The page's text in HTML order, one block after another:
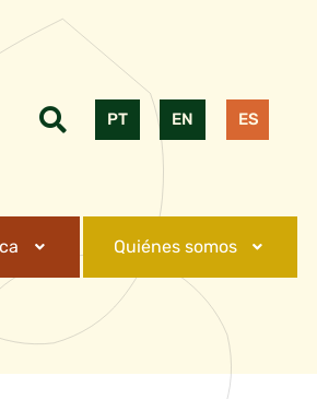
PT EN ES
Quiénes somos